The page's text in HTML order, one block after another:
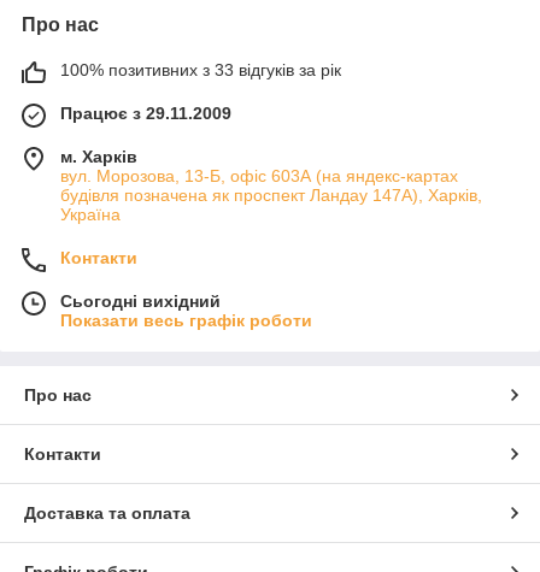
Про нас
100% позитивних з 33 відгуків за рік
Працює з 29.11.2009
м. Харків
вул. Морозова, 13-Б, офіс 603А (на яндекс-картах
будівля позначена як проспект Ландау 147А), Харків,
Україна
Контакти
Сьогодні вихідний
Показати весь графік роботи
Про нас
Контакти
Доставка та оплата